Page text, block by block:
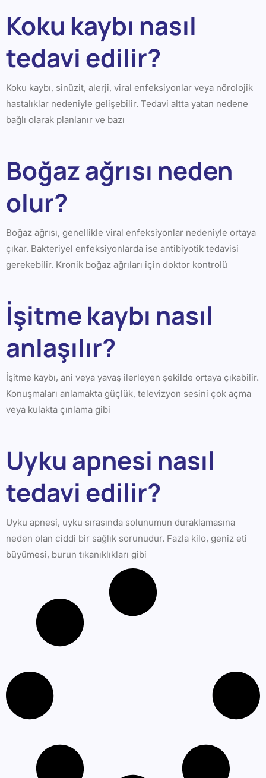
Koku kaybı nasıl
tedavi edilir?
Koku kaybı, sinüzit, alerji, viral enfeksiyonlar veya nörolojik
hastalıklar nedeniyle gelişebilir. Tedavi altta yatan nedene
bağlı olarak planlanır ve bazı
Boğaz ağrısı neden
olur?
Boğaz ağrısı, genellikle viral enfeksiyonlar nedeniyle ortaya
çıkar. Bakteriyel enfeksiyonlarda ise antibiyotik tedavisi
gerekebilir. Kronik boğaz ağrıları için doktor kontrolü
İşitme kaybı nasıl
anlaşılır?
İşitme kaybı, ani veya yavaş ilerleyen şekilde ortaya çıkabilir.
Konuşmaları anlamakta güçlük, televizyon sesini çok açma
veya kulakta çınlama gibi
Uyku apnesi nasıl
tedavi edilir?
Uyku apnesi, uyku sırasında solunumun duraklamasına
neden olan ciddi bir sağlık sorunudur. Fazla kilo, geniz eti
büyümesi, burun tıkanıklıkları gibi